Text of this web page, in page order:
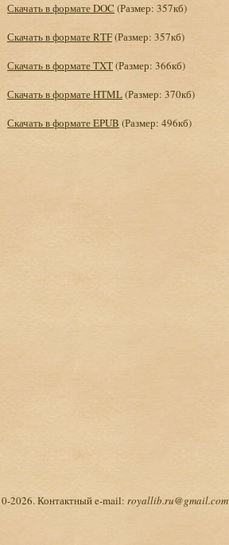
Скачать в формате DOC (Размер: 357кб)
Скачать в формате RTF(Размер: 357кб)
Скачать в формате TXT(Размер: 366кб)
Скачать в формате HTML(Размер: 370кб)
Скачать в формате EPUB (Размер: 496кб)
2026. Контактный e-mail: royallib.ru@gmail.com